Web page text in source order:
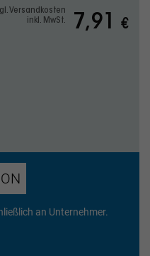
Versandkosten
inkl. MwSt.
7,91 €
an Unternehmer.